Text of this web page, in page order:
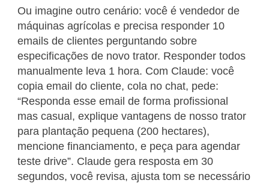
Ou imagine outro cenário: você é vendedor de
máquinas agrícolas e precisa responder 10
emails de clientes perguntando sobre
especificações de novo trator. Responder todos
manualmente leva 1 hora. Com Claude: você
copia email do cliente, cola no chat, pede:
“Responda esse email de forma profissional
mas casual, explique vantagens de nosso trator
para plantação pequena (200 hectares),
mencione financiamento, e peça para agendar
teste drive”. Claude gera resposta em 30
segundos, você revisa, ajusta tom se necessário